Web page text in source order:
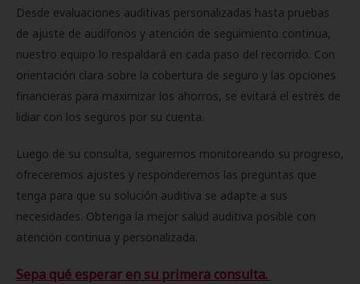
Desde evaluaciones auditivas personalizadas hasta pruebas
de ajuste de audífonos y atención de seguimiento continua,
nuestro equipo lo respaldará en cada paso del recorrido. Con
orientación clara sobre la cobertura de seguro y las opciones
financieras para maximizar los ahorros, se evitará el estrés de
lidiar con los seguros por su cuenta.
Luego de su consulta, seguiremos monitoreando su progreso,
ofreceremos ajustes y responderemos las preguntas que
tenga para que su solución auditiva se adapte a sus
necesidades. Obtenga la mejor salud auditiva posible con
atención continua y personalizada.
Sepa qué esperar en su primera consulta.